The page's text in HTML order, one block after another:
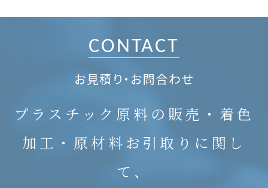
CONTACT
お見積り・お問合わせ
プラスチック原料の販売・着色
加工・原材料お引取りに関し
て、